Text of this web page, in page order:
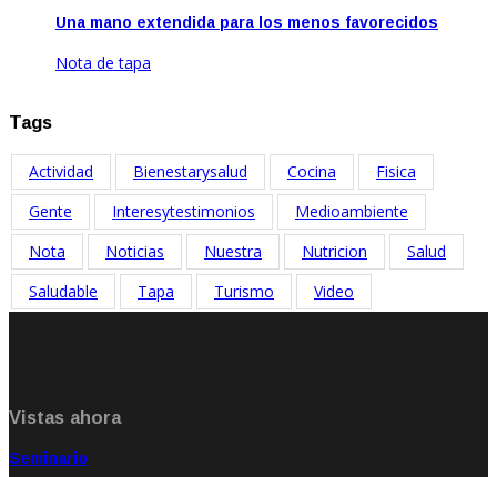
Una mano extendida para los menos favorecidos
Nota de tapa
Tags
Actividad Bienestarysalud Cocina
Fisica
Gente
Interesytestimonios
Medioambiente
Nota
Noticias Nuestra Nutricion
Salud
Saludable
Tapa Turismo Video
Vistas ahora
Seminario